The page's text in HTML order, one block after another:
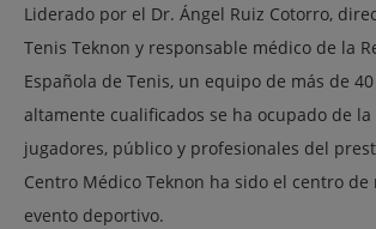
Liderado por el Dr. Ángel Ruiz Cotorro,
Tenis Teknon y responsable médico de la
Española de Tenis, un equipo de más de
altamente cualificados se ha ocupado de
jugadores, público y profesionales del
Centro Médico Teknon ha sido el centro
evento deportivo.